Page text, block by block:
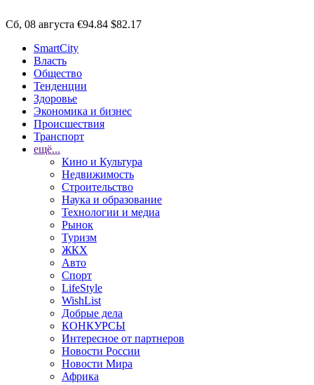
Сб, 08 августа €94.84 $82.17
SmartCity
Власть
Общество
Тенденции
Здоровье
Экономика и бизнес
Происшествия
Транспорт
ещё...
Кино и Культура
Недвижимость
Строительство
Наука и образование
Технологии и медиа
Рынок
Туризм
ЖКХ
Авто
Спорт
LifeStyle
WishList
Добрые дела
КОНКУРСЫ
Интересное от партнеров
Новости России
Новости Мира
Африка